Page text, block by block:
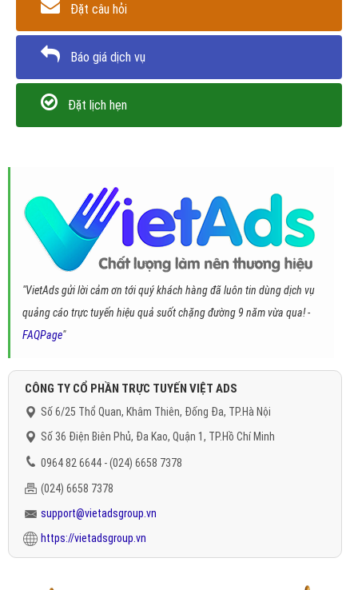
Đặt câu hỏi
Báo giá dịch vụ
Đặt lịch hẹn
"VietAds gửi lời cảm ơn tới quý khách hàng đã luôn tin dùng dịch vụ
quảng cáo trực tuyến hiệu quả suốt chặng đường 9 năm vừa qua! -
FAQPage"
CÔNG TY CỔ PHẦN TRỰC TUYẾN VIỆT ADS
Số 6/25 Thổ Quan, Khâm Thiên, Đống Đa, TP.Hà Nội
Số 36 Điện Biên Phủ, Đa Kao, Quận 1, TP.Hồ Chí Minh
0964 82 6644 - (024) 6658 7378
(024) 6658 7378
support@vietadsgroup.vn
https://vietadsgroup.vn